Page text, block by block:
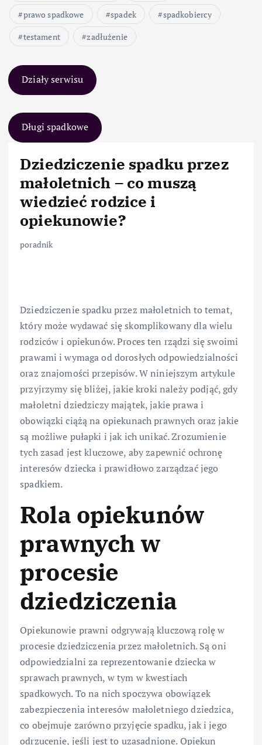
prawo spadkowe
spadek
spadkobiercy
testament
zadłużenie
Działy serwisu
Długi spadkowe
Dziedziczenie spadku przez
małoletnich – co muszą
wiedzieć rodzice i
opiekunowie?
poradnik
Dziedziczenie spadku przez małoletnich to temat,
który może wydawać się skomplikowany dla wielu
rodziców i opiekunów. Proces ten rządzi się swoimi
prawami i wymaga od dorosłych odpowiedzialności
oraz znajomości przepisów. W niniejszym artykule
przyjrzymy się bliżej, jakie kroki należy podjąć, gdy
małoletni dziedziczy majątek, jakie prawa i
obowiązki ciążą na opiekunach prawnych oraz jakie
są możliwe pułapki i jak ich unikać. Zrozumienie
tych zasad jest kluczowe, aby zapewnić ochronę
interesów dziecka i prawidłowo zarządzać jego
spadkiem.
Rola opiekunów
prawnych w
procesie
dziedziczenia
Opiekunowie prawni odgrywają kluczową rolę w
procesie dziedziczenia przez małoletnich. Są oni
odpowiedzialni za reprezentowanie dziecka w
sprawach prawnych, w tym w kwestiach
spadkowych. To na nich spoczywa obowiązek
zabezpieczenia interesów małoletniego dziedzica,
co obejmuje zarówno przyjęcie spadku, jak i jego
odrzucenie, jeśli jest to uzasadnione. Opiekun